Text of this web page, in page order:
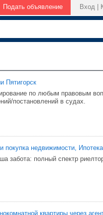
Подать объявление Вход
Пятигорск
по любым правовым
постановлений в судах.
покупка недвижимости,
забота: полный спектр
квартиры через